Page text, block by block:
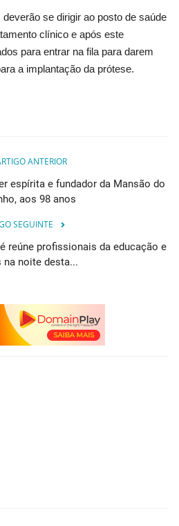
se dirigir ao posto de saúde
clínico e após este
para entrar na fila para darem
a implantação da prótese.
ANTERIOR
espírita e fundador da Mansão do
aos 98 anos
SEGUINTE
reúne profissionais da educação e
na noite desta...